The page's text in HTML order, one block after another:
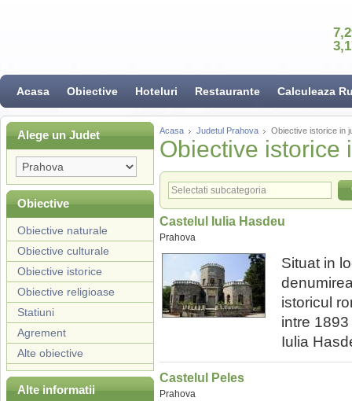
Acasa Obiective Hoteluri Restaurante Calculeaza
Alege un Judet
Obiective
Obiective naturale
Obiective culturale
Obiective istorice
Obiective religioase
Statiuni
Agrement
Alte obiective
Alte informatii
Acasa Judetul Prahova Obiective istorice in
Obiective istorice
Castelul Iulia Hasdeu
Prahova
Situat in
istoricul
intre
Iulia
Castelul Peles
Prahova